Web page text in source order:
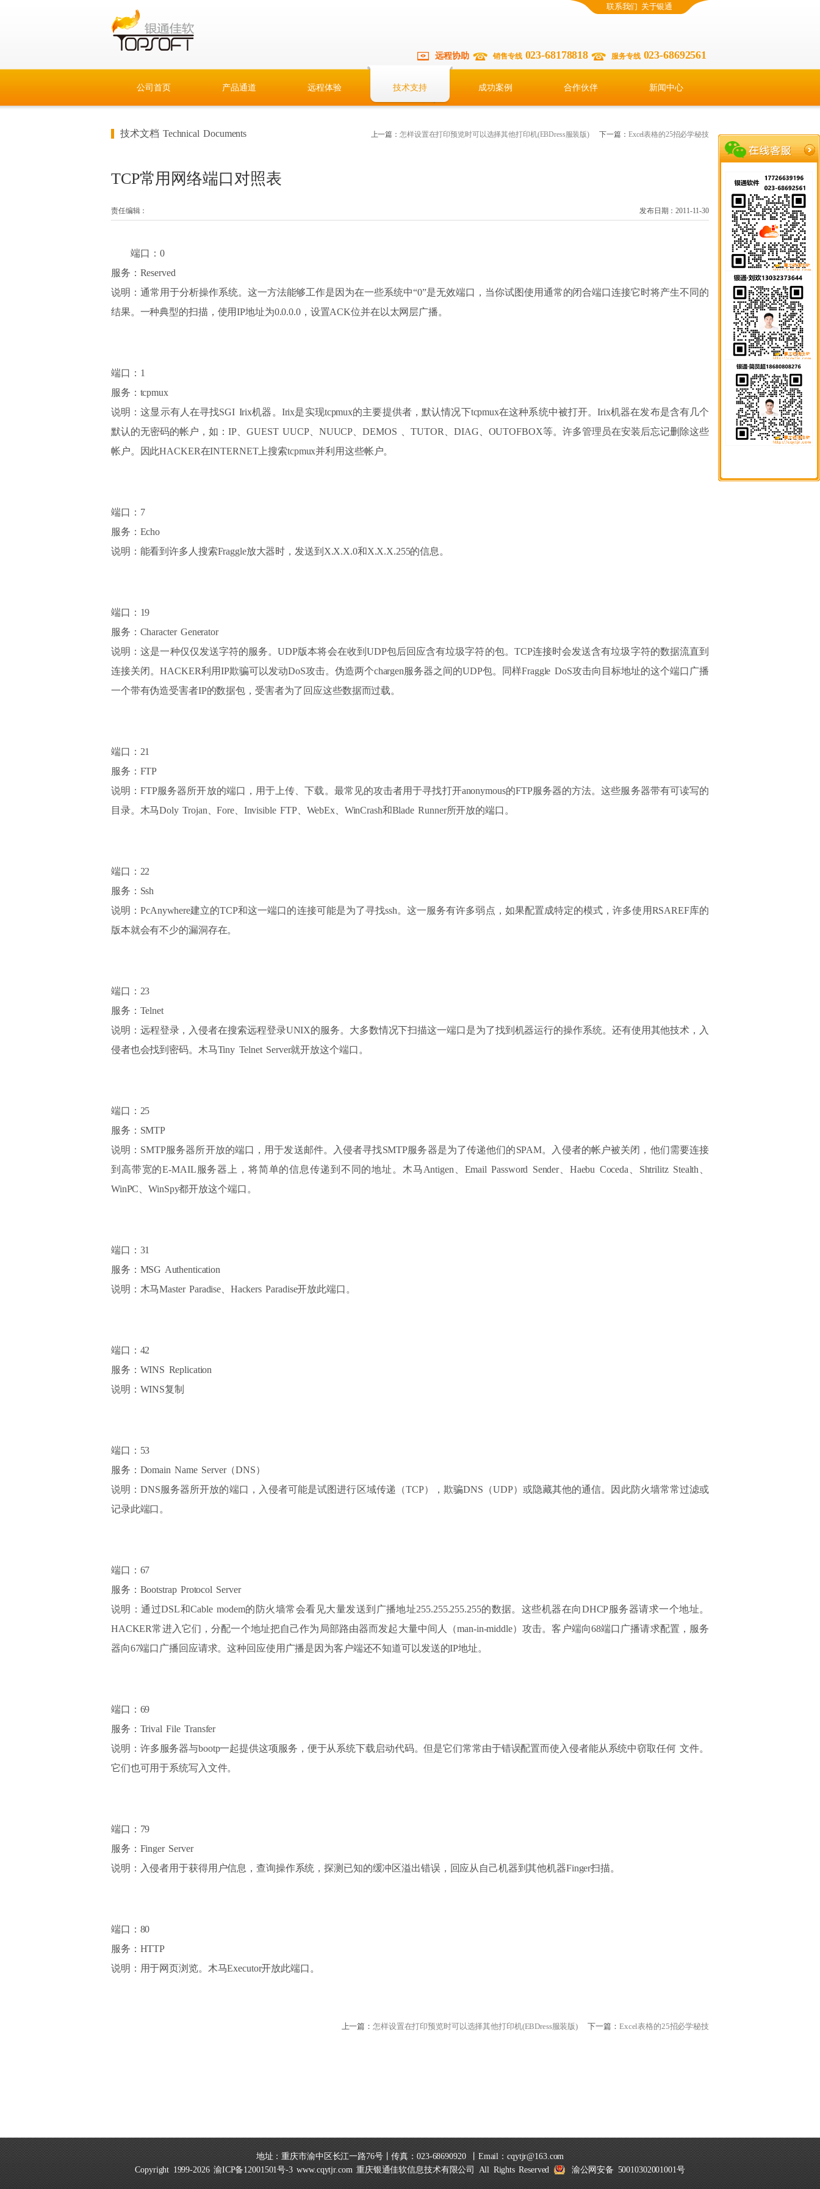
联系我们 关于银通
远程协助 销售专线 023-68178818 服务专线 023-68692561
公司首页 产品通道 远程体验 技术支持 成功案例 合作伙伴 新闻中心
上一篇：怎样设置在打印预览时可以选择其他打印机(EBDress服装版) 下一篇： Excel表格的25招必学秘技
技术文档 Technical Documents
TCP常用网络端口对照表
责任编辑： 发布日期：2011-11-30
端口：0
服务：Reserved
说明：通常用于分析操作系统。这一方法能够工作是因为在一些系统中“0”是无效端口，当你试图使用通常的闭合端口连接它时将产生不同的
结果。一种典型的扫描，使用IP地址为0.0.0.0，设置ACK位并在以太网层广播。
端口：1
服务：tcpmux
说明：这显示有人在寻找SGI Irix机器。Irix是实现tcpmux的主要提供者，默认情况下tcpmux在这种系统中被打开。Irix机器在发布是含有几个
默认的无密码的帐户，如：IP、GUEST UUCP、NUUCP、DEMOS 、TUTOR、DIAG、OUTOFBOX等。许多管理员在安装后忘记删除这些
帐户。因此HACKER在INTERNET上搜索tcpmux并利用这些帐户。
端口：7
服务：Echo
说明：能看到许多人搜索Fraggle放大器时，发送到X.X.X.0和X.X.X.255的信息。
端口：19
服务：Character Generator
说明：这是一种仅仅发送字符的服务。UDP版本将会在收到UDP包后回应含有垃圾字符的包。TCP连接时会发送含有垃圾字符的数据流直到
连接关闭。HACKER利用IP欺骗可以发动DoS攻击。伪造两个chargen服务器之间的UDP包。同样Fraggle DoS攻击向目标地址的这个端口广播
一个带有伪造受害者IP的数据包，受害者为了回应这些数据而过载。
端口：21
服务：FTP
说明：FTP服务器所开放的端口，用于上传、下载。最常见的攻击者用于寻找打开anonymous的FTP服务器的方法。这些服务器带有可读写的
目录。木马Doly Trojan、Fore、Invisible FTP、WebEx、WinCrash和Blade Runner所开放的端口。
端口：22
服务：Ssh
说明：PcAnywhere建立的TCP和这一端口的连接可能是为了寻找ssh。这一服务有许多弱点，如果配置成特定的模式，许多使用RSAREF库的
版本就会有不少的漏洞存在。
端口：23
服务：Telnet
说明：远程登录，入侵者在搜索远程登录UNIX的服务。大多数情况下扫描这一端口是为了找到机器运行的操作系统。还有使用其他技术，入
侵者也会找到密码。木马Tiny Telnet Server就开放这个端口。
端口：25
服务：SMTP
说明：SMTP服务器所开放的端口，用于发送邮件。入侵者寻找SMTP服务器是为了传递他们的SPAM。入侵者的帐户被关闭，他们需要连接
到高带宽的E-MAIL服务器上，将简单的信息传递到不同的地址。木马Antigen、Email Password Sender、Haebu Coceda、Shtrilitz Stealth、
WinPC、WinSpy都开放这个端口。
端口：31
服务：MSG Authentication
说明：木马Master Paradise、Hackers Paradise开放此端口。
端口：42
服务：WINS Replication
说明：WINS复制
端口：53
服务：Domain Name Server（DNS）
说明：DNS服务器所开放的端口，入侵者可能是试图进行区域传递（TCP），欺骗DNS（UDP）或隐藏其他的通信。因此防火墙常常过滤或
记录此端口。
端口：67
服务：Bootstrap Protocol Server
说明：通过DSL和Cable modem的防火墙常会看见大量发送到广播地址255.255.255.255的数据。这些机器在向DHCP服务器请求一个地址。
HACKER常进入它们，分配一个地址把自己作为局部路由器而发起大量中间人（man-in-middle）攻击。客户端向68端口广播请求配置，服务
器向67端口广播回应请求。这种回应使用广播是因为客户端还不知道可以发送的IP地址。
端口：69
服务：Trival File Transfer
说明：许多服务器与bootp一起提供这项服务，便于从系统下载启动代码。但是它们常常由于错误配置而使入侵者能从系统中窃取任何 文件。
它们也可用于系统写入文件。
端口：79
服务：Finger Server
说明：入侵者用于获得用户信息，查询操作系统，探测已知的缓冲区溢出错误，回应从自己机器到其他机器Finger扫描。
端口：80
服务：HTTP
说明：用于网页浏览。木马Executor开放此端口。
上一篇：怎样设置在打印预览时可以选择其他打印机(EBDress服装版) 下一篇： Excel表格的25招必学秘技
地址：重庆市渝中区长江一路76号丨传真：023-68690920 丨Email：cqytjr@163.com
Copyright 1999-2026 渝ICP备12001501号-3www.cqytjr.com 重庆银通佳软信息技术有限公司 All Rights Reserved 渝公网安备 50010302001001号